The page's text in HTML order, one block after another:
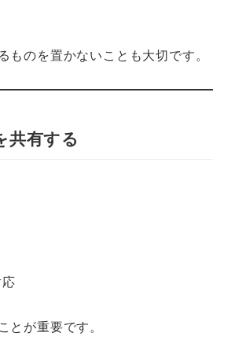
ものを置かないことも大切です。
共有する
とが重要です。